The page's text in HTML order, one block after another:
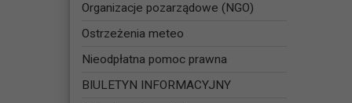
Organizacje pozarządowe (NGO)
Ostrzeżenia meteo
Nieodpłatna pomoc prawna
BIULETYN INFORMACYJNY